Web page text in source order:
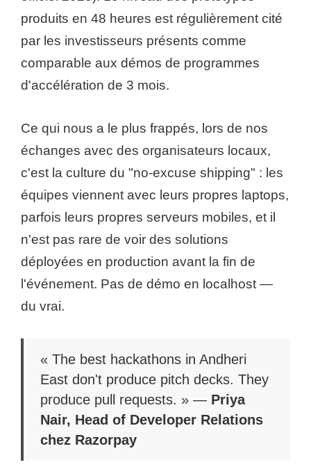
produits en 48 heures est régulièrement cité
par les investisseurs présents comme
comparable aux démos de programmes
d'accélération de 3 mois.
Ce qui nous a le plus frappés, lors de nos
échanges avec des organisateurs locaux,
c'est la culture du "no-excuse shipping" : les
équipes viennent avec leurs propres laptops,
parfois leurs propres serveurs mobiles, et il
n'est pas rare de voir des solutions
déployées en production avant la fin de
l'événement. Pas de démo en localhost —
du vrai.
« The best hackathons in Andheri
East don't produce pitch decks. They
produce pull requests. » — Priya
Nair, Head of Developer Relations
chez Razorpay